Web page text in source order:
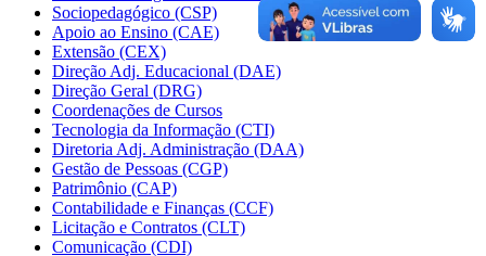
Sociopedagógico (CSP)
Apoio ao Ensino (CAE)
Extensão (CEX)
Direção Adj. Educacional (DAE)
Direção Geral (DRG)
Coordenações de Cursos
Tecnologia da Informação (CTI)
Diretoria Adj. Administração (DAA)
Gestão de Pessoas (CGP)
Patrimônio (CAP)
Contabilidade e Finanças (CCF)
Licitação e Contratos (CLT)
Comunicação (CDI)